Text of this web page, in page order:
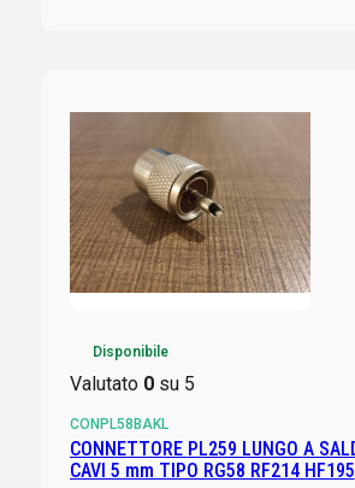
Disponibile
Valutato 0su 5
CONPL58BAKL
CONNETTORE PL259 LUNGO A SALDARE BACHELITE PER
CAVI 5 mm TIPO RG58 RF214 HF195